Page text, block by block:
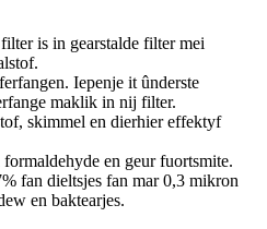
is in gearstalde filter mei
Iepenje it ûnderste
maklik in nij filter.
skimmel en dierhier effektyf
en geur fuortsmite.
fan dieltsjes fan mar 0,3 mikron
en baktearjes.